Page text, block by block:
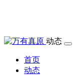
动态
首页
动态